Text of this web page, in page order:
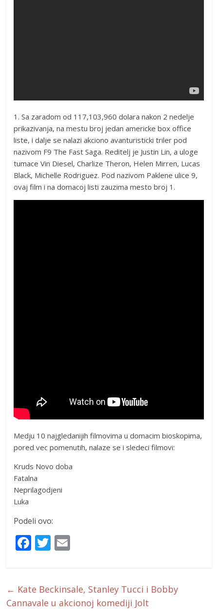
1. Sa zaradom od 117,103,960 dolara nakon 2 nedelje
prikazivanja, na mestu broj jedan americke box office
liste, i dalje se nalazi akciono avanturisticki triler pod
nazivom F9 The Fast Saga. Reditelj je Justin Lin, a uloge
tumace Vin Diesel, Charlize Theron, Helen Mirren, Lucas
Black, Michelle Rodriguez. Pod nazivom Paklene ulice 9,
ovaj film i na domacoj listi zauzima mesto broj 1.
Medju 10 najgledanijih filmovima u domacim bioskopima,
pored vec pomenutih, nalaze se i sledeci filmovi:
Kruds Novo doba
Fatalna
Neprilagodjeni
Luka
Podeli ovo:
F
ac
b
o
T
w
er l
← Kate Beckinsale, Stanley Tucci i Bobby
Cannavale u akcionoj komediji Jolt